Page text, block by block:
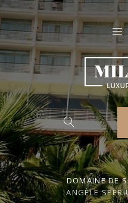
DOMAINE DE
ANGÈLE